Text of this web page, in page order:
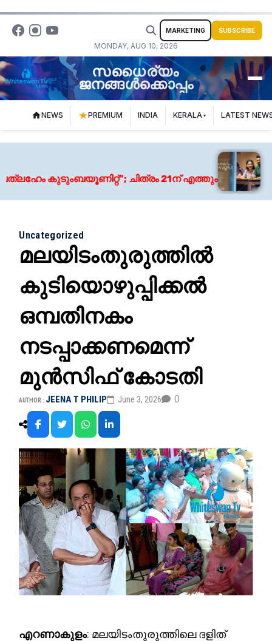
MONDAY, AUG 10, 2026
MARKETING SUBSCRIBE
സധൈര്യം
ജനങ്ങൾക്കൊപ്പം
NEWS PREMIUM INDIA KERALA LATEST
കുടുംബയൂണിറ്റ്”; ചിത്രം 21ന് എത്തും
Uncategorized
മലയിടംതുരുത്തിൽ
കുടിയൊഴുപ്പിക്കൽ
ഒമ്പതിനകം
നടപ്പാക്കണമെന്ന്
മുൻസിഫ് കോടതി
AUTHOR : JEENA T PHILIP June 3, 2026 0
എറണാകുളം: മലയിടംതുരുത്തിലെ ദളിത്